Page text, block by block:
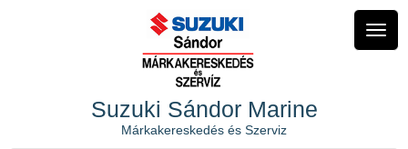
Suzuki Sándor Marine
Márkakereskedés és Szerviz